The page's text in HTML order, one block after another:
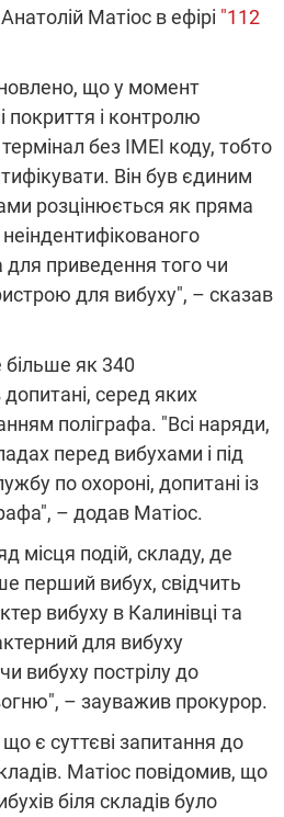
Матіос в ефірі "112
що у момент
покриття і контролю
без IMEI коду, тобто
Він був єдиним
розцінюється як пряма
приведення того чи
для вибуху", – сказав
як 340
серед яких
поліграфа. "Всі наряди,
перед вибухами і під
по охороні, допитані із
– додав Матіос.
місця подій, складу, де
перший вибух, свідчить
вибуху в Калинівці та
для вибуху
вибуху пострілу до
– зауважив прокурор.
що є суттєві запитання до
Матіос повідомив, що
біля складів було